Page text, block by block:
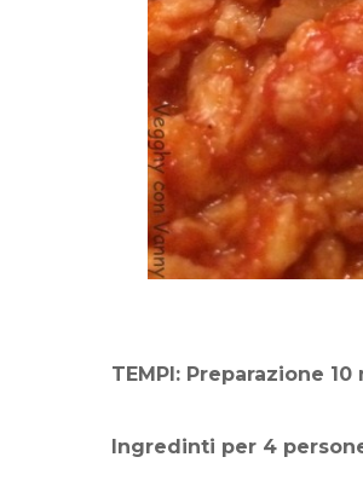
TEMPI: Preparazione
Ingredinti per 4